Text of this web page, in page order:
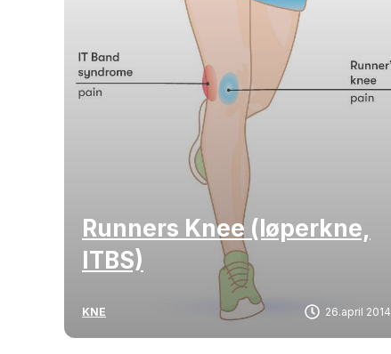
Runners Knee (løperkne,
ITBS)
KNE 26.april 2014